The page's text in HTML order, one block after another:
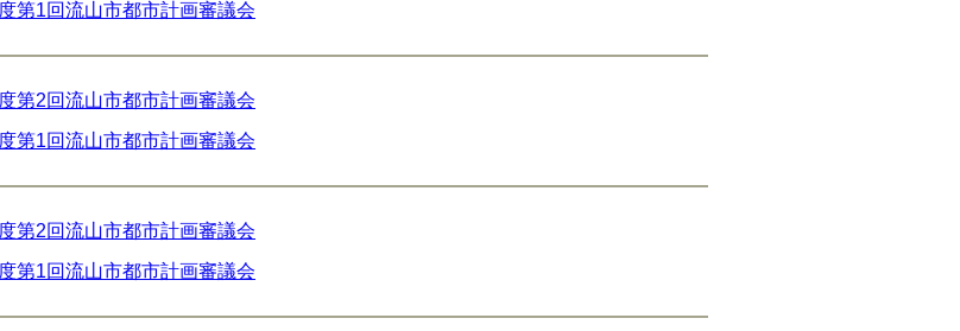
第1回流山市都市計画審議会
第2回流山市都市計画審議会
第1回流山市都市計画審議会
第2回流山市都市計画審議会
第1回流山市都市計画審議会